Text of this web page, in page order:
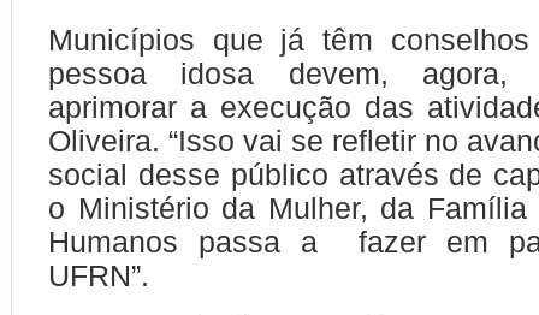
Municípios que já têm
pessoa idosa devem, agora,
aprimorar a execução das
Oliveira. “Isso vai se refletir no
social desse público através de
o Ministério da Mulher, da
Humanos passa a fazer em
UFRN”.